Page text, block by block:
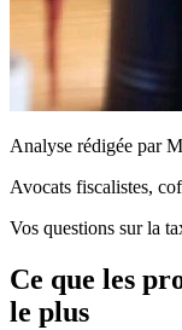
Analyse rédigée par
Avocats fiscalistes,
Vos questions sur la
Ce que les
le plus